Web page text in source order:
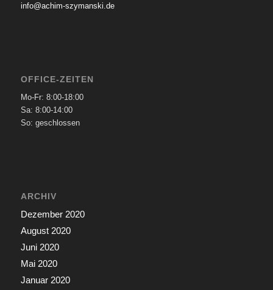
info@achim-szymanski.de
OFFICE-ZEITEN
Mo-Fr: 8:00-18:00
Sa: 8:00-14:00
So: geschlossen
ARCHIV
Dezember 2020
August 2020
Juni 2020
Mai 2020
Januar 2020